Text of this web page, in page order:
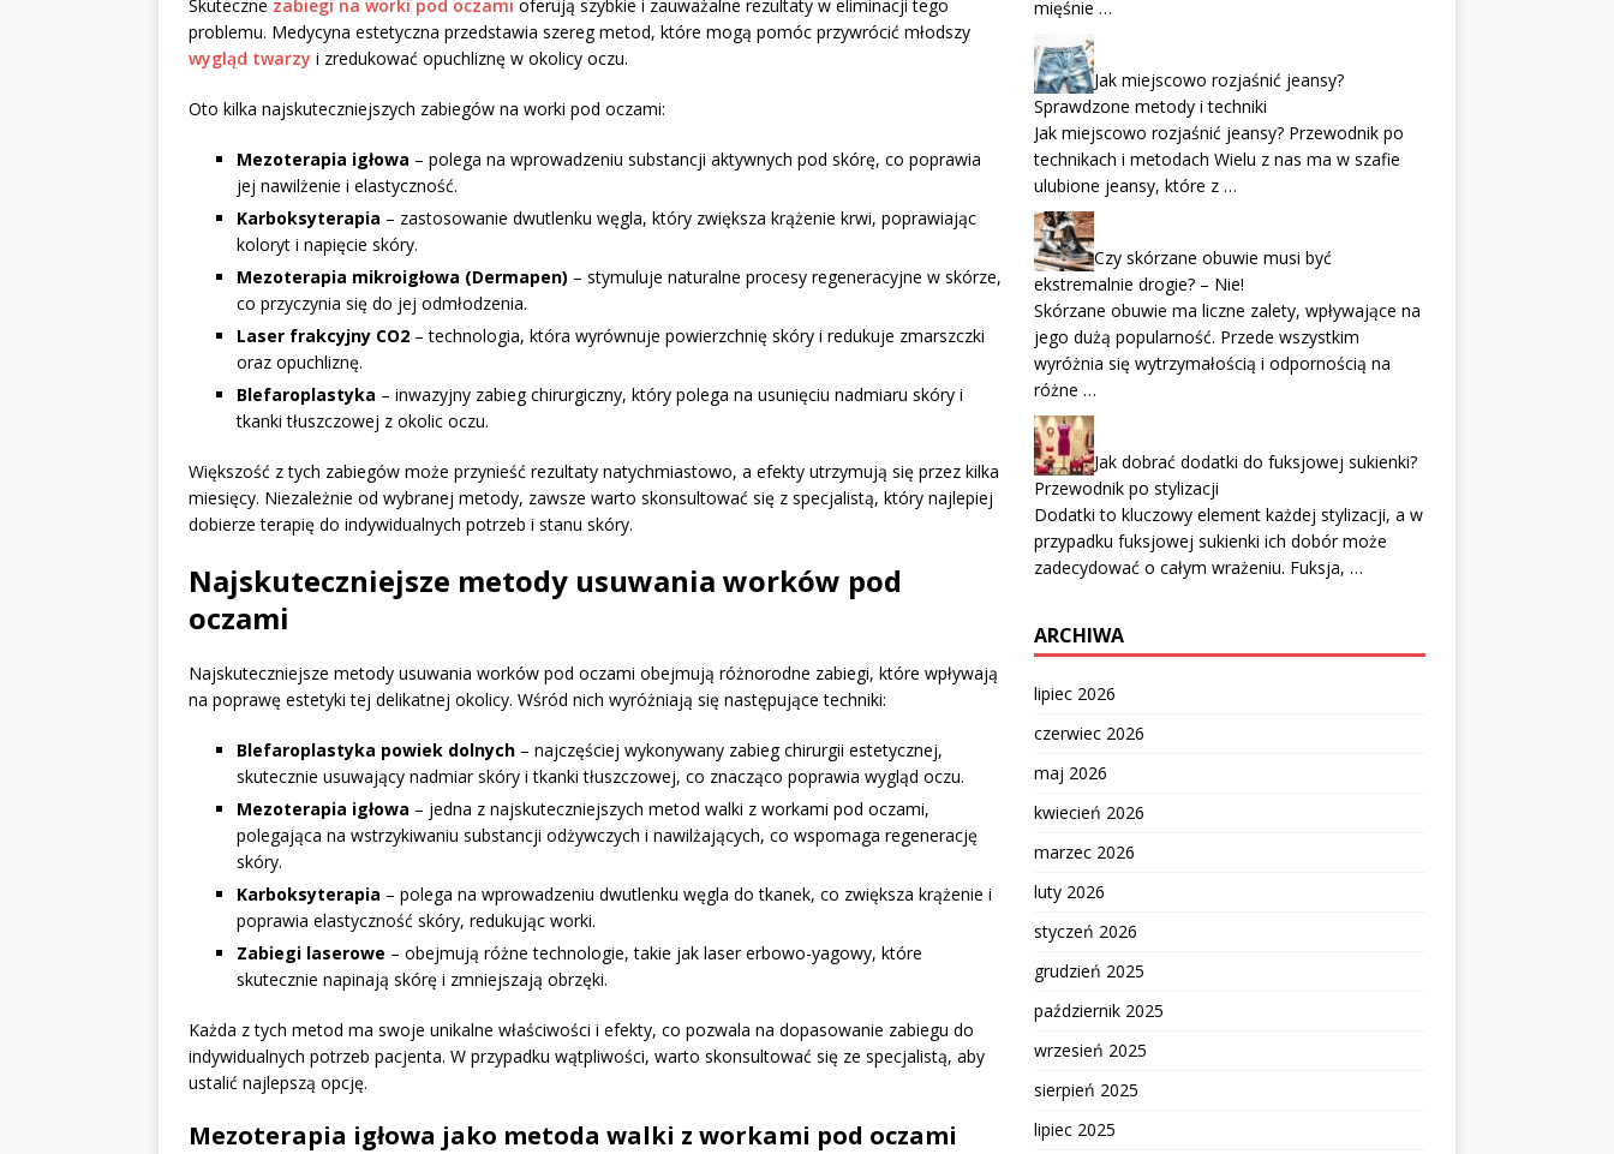
Skuteczne zabiegi na worki pod oczami oferują szybkie i zauważalne rezultaty w eliminacji tego
problemu. Medycyna estetyczna przedstawia szereg metod, które mogą pomóc przywrócić młodszy
wygląd twarzy i zredukować opuchliznę w okolicy oczu.
Oto kilka najskuteczniejszych zabiegów na worki pod oczami:
Mezoterapia igłowa – polega na wprowadzeniu substancji aktywnych pod skórę, co poprawia
jej nawilżenie i elastyczność.
Karboksyterapia – zastosowanie dwutlenku węgla, który zwiększa krążenie krwi, poprawiając
koloryt i napięcie skóry.
Mezoterapia mikroigłowa (Dermapen) – stymuluje naturalne procesy regeneracyjne w skórze,
co przyczynia się do jej odmłodzenia.
Laser frakcyjny CO2 – technologia, która wyrównuje powierzchnię skóry i redukuje zmarszczki
oraz opuchliznę.
Blefaroplastyka – inwazyjny zabieg chirurgiczny, który polega na usunięciu nadmiaru skóry i
tkanki tłuszczowej z okolic oczu.
Większość z tych zabiegów może przynieść rezultaty natychmiastowo, a efekty utrzymują się przez kilka
miesięcy. Niezależnie od wybranej metody, zawsze warto skonsultować się z specjalistą, który najlepiej
dobierze terapię do indywidualnych potrzeb i stanu skóry.
Najskuteczniejsze metody usuwania worków pod
oczami
Najskuteczniejsze metody usuwania worków pod oczami obejmują różnorodne zabiegi, które wpływają
na poprawę estetyki tej delikatnej okolicy. Wśród nich wyróżniają się następujące techniki:
Blefaroplastyka powiek dolnych – najczęściej wykonywany zabieg chirurgii estetycznej,
skutecznie usuwający nadmiar skóry i tkanki tłuszczowej, co znacząco poprawia wygląd oczu.
Mezoterapia igłowa – jedna z najskuteczniejszych metod walki z workami pod oczami,
polegająca na wstrzykiwaniu substancji odżywczych i nawilżających, co wspomaga regenerację
skóry.
Karboksyterapia – polega na wprowadzeniu dwutlenku węgla do tkanek, co zwiększa krążenie i
poprawia elastyczność skóry, redukując worki.
Zabiegi laserowe – obejmują różne technologie, takie jak laser erbowo-yagowy, które
skutecznie napinają skórę i zmniejszają obrzęki.
Każda z tych metod ma swoje unikalne właściwości i efekty, co pozwala na dopasowanie zabiegu do
indywidualnych potrzeb pacjenta. W przypadku wątpliwości, warto skonsultować się ze specjalistą, aby
ustalić najlepszą opcję.
Mezoterapia igłowa jako metoda walki z workami pod oczami
mięśnie …
Jak miejscowo rozjaśnić jeansy?
Sprawdzone metody i techniki
Jak miejscowo rozjaśnić jeansy? Przewodnik po
technikach i metodach Wielu z nas ma w szafie
ulubione jeansy, które z …
Czy skórzane obuwie musi być
ekstremalnie drogie? – Nie!
Skórzane obuwie ma liczne zalety, wpływające na
jego dużą popularność. Przede wszystkim
wyróżnia się wytrzymałością i odpornością na
różne …
Jak dobrać dodatki do fuksjowej sukienki?
Przewodnik po stylizacji
Dodatki to kluczowy element każdej stylizacji, a w
przypadku fuksjowej sukienki ich dobór może
zadecydować o całym wrażeniu. Fuksja, …
ARCHIWA
lipiec 2026
czerwiec 2026
maj 2026
kwiecień 2026
marzec 2026
luty 2026
styczeń 2026
grudzień 2025
październik 2025
wrzesień 2025
sierpień 2025
lipiec 2025